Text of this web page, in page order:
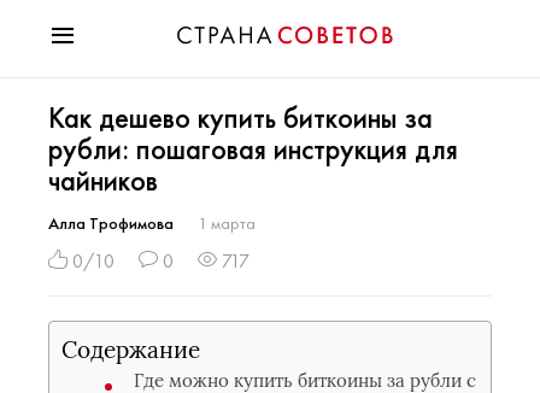
Мода
Звезды
Гороскопы
Здоровье
Психология
Разное
Праздники
Как дешево купить биткоины за
рубли: пошаговая инструкция для
чайников
Алла Трофимова 1 марта
0/10 0 717
Содержание
Где можно купить биткоины за рубли с